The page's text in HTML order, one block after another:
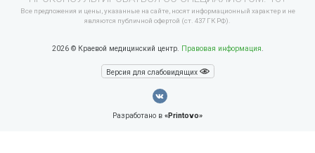
Все предложения и цены, указанные на сайте, носят информационный характер и не
являются публичной офертой (ст. 437 ГК РФ).
2026 © Краевой медицинский центр. Правовая информация.
Версия для слабовидящих
Разработано в «Printovo»